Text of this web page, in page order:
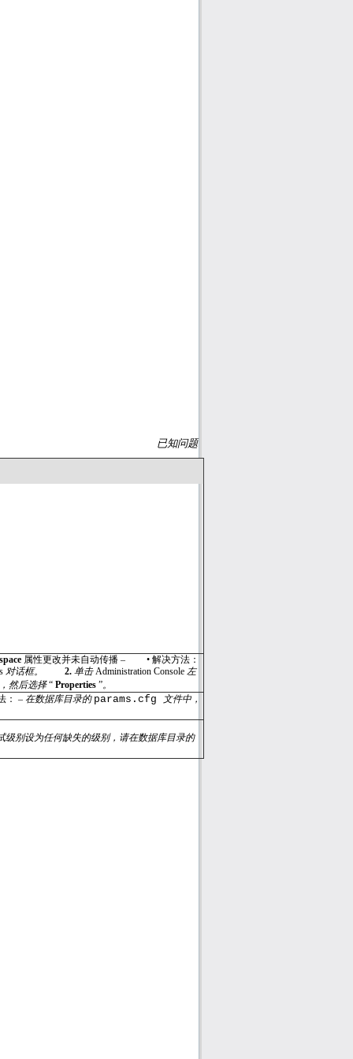
已知问题
属性更改并未自动传播 – •解决方法：
对话框。 2.单击Administration Console左
然后选择“ Properties ”。
： – 在数据库目录的 params.cfg 文件中，
级别设为任何缺失的级别，请在数据库目录的